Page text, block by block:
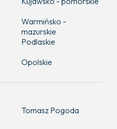
Warmińsko -
mazurskie
Podlaskie
Opolskie
Tomasz Pogoda